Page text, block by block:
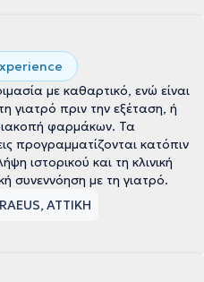
με καθαρτικό, ενώ είναι
γιατρό πριν την εξέταση, ή
φαρμάκων. Τα
προγραμματίζονται κατόπιν
ιστορικού και τη κλινική
συνεννόηση με τη γιατρό.
ΑΤΤΙΚΗ